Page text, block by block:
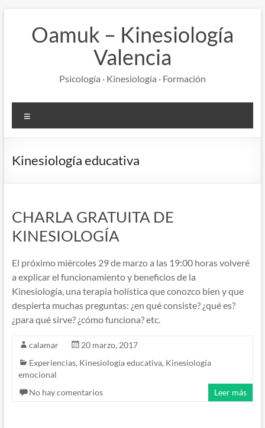
contenidoOamuk – Kinesiología
Valencia
Psicología · Kinesiología · Formación
Kinesiología educativa
CHARLA GRATUITA DE
KINESIOLOGÍA
El próximo miércoles 29 de marzo a las 19:00 horas volveré
a explicar el funcionamiento y beneficios de la
Kinesiología, una terapia holística que conozco bien y que
despierta muchas preguntas: ¿en qué consiste? ¿qué es?
¿para qué sirve? ¿cómo funciona? etc.
calamar
20 marzo, 2017
Experiencias, Kinesiología educativa, Kinesiología
emocional
No hay comentarios
Leer más